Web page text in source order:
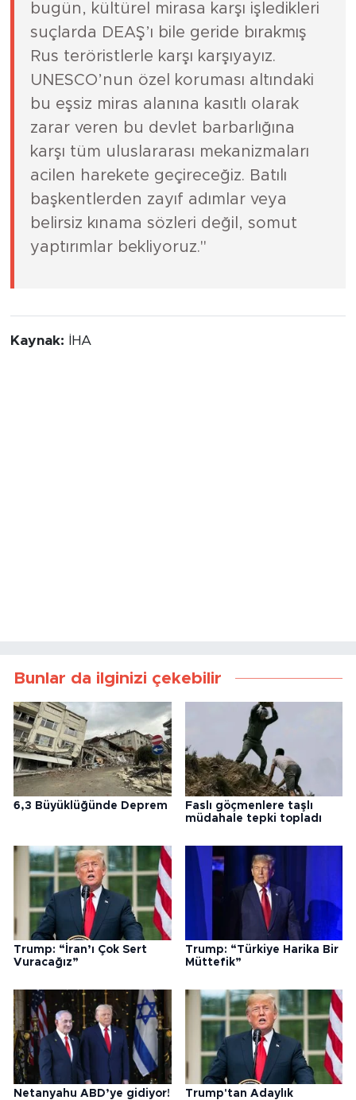
bugün, kültürel mirasa karşı işledikleri
suçlarda DEAŞ’ı bile geride bırakmış
Rus teröristlerle karşı karşıyayız.
UNESCO’nun özel koruması altındaki
bu eşsiz miras alanına kasıtlı olarak
zarar veren bu devlet barbarlığına
karşı tüm uluslararası mekanizmaları
acilen harekete geçireceğiz. Batılı
başkentlerden zayıf adımlar veya
belirsiz kınama sözleri değil, somut
yaptırımlar bekliyoruz."
Kaynak: İHA
Bunlar da ilginizi çekebilir
6,3 Büyüklüğünde Deprem
Faslı göçmenlere taşlı
müdahale tepki topladı
Trump: “İran’ı Çok Sert
Vuracağız”
Trump: “Türkiye Harika Bir
Müttefik”
Netanyahu ABD’ye gidiyor! Trump'tan Adaylık